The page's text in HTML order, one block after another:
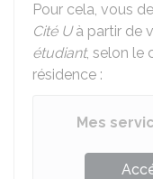
Pour cela, vous
Cité Uà partir de
étudiant, selon le
résidence :
Mes